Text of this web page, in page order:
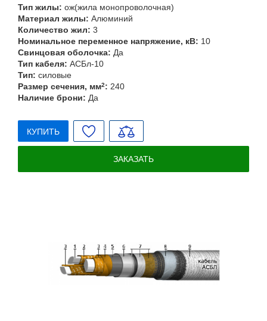
Тип жилы: ож(жила монопроволочная)
Материал жилы: Алюминий
Количество жил: 3
Номинальное переменное напряжение, кВ: 10
Свинцовая оболочка: Да
Тип кабеля: АСБл-10
Тип: силовые
Размер сечения, мм2: 240
Наличие брони: Да
КУПИТЬ
ЗАКАЗАТЬ